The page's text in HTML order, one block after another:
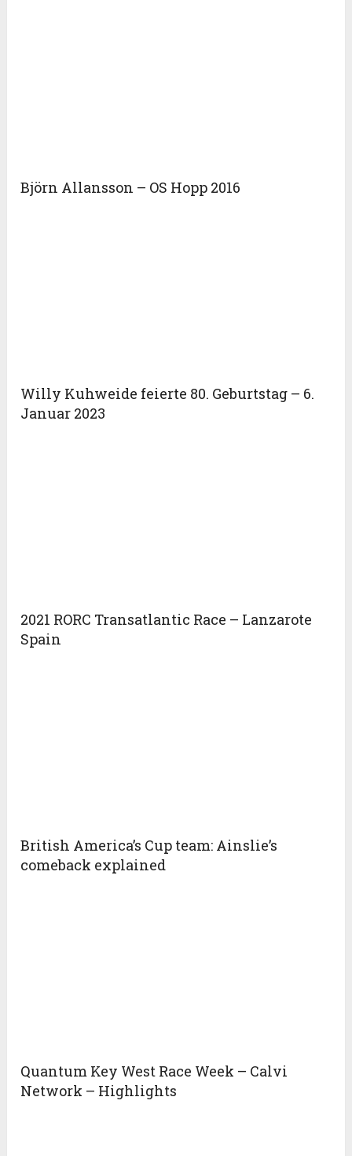
Björn Allansson – OS Hopp 2016
Willy Kuhweide feierte 80. Geburtstag – 6.
Januar 2023
2021 RORC Transatlantic Race – Lanzarote
Spain
British America’s Cup team: Ainslie’s
comeback explained
Quantum Key West Race Week – Calvi
Network – Highlights